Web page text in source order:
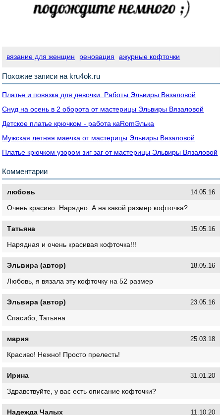
вязание для женщин реновация ажурные кофточки
Похожие записи на kru4ok.ru
Платье и повязка для девочки. Работы Эльвиры Вязаловой
Снуд на осень в 2 оборота от мастерицы Эльвиры Вязаловой
Детское платье крючком - работа кaRomЭлькa
Мужская летняя маечка от мастерицы Эльвиры Вязаловой
Платье крючком узором зиг заг от мастерицы Эльвиры Вязаловой
Комментарии
любовь 14.05.16
Очень красиво. Нарядно. А на какой размер кофточка?
Татьяна 15.05.16
Нарядная и очень красивая кофточка!!!
Эльвира (автор) 18.05.16
Любовь, я вязала эту кофточку на 52 размер
Эльвира (автор) 23.05.16
Спасибо, Татьяна
мария 25.03.18
Красиво! Нежно! Просто прелесть!
Ирина 31.01.20
Здравствуйте, у вас есть описание кофточки?
Надежда Чалых 11.10.20